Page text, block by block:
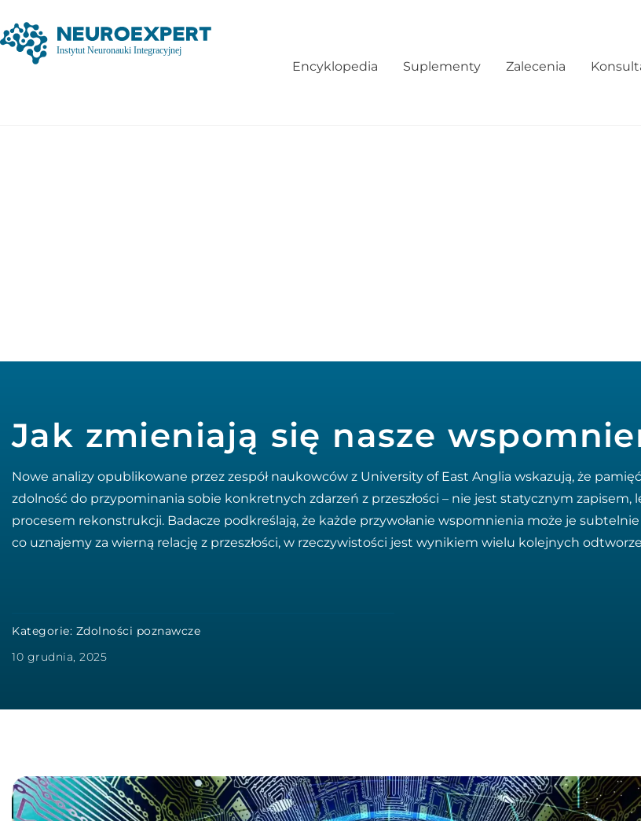
Encyklopedia Suplementy Zalecenia
Jak zmieniają się nasze
Nowe analizy opublikowane przez zespół naukowców z University of East Anglia wskazują, że
zdolność do przypominania sobie konkretnych zdarzeń z przeszłości – nie jest statycznym zapisem,
procesem rekonstrukcji. Badacze podkreślają, że każde przywołanie wspomnienia może je subtelnie
co uznajemy za wierną relację z przeszłości, w rzeczywistości jest wynikiem wielu kolejnych
Kategorie: Zdolności poznawcze
10 grudnia, 2025